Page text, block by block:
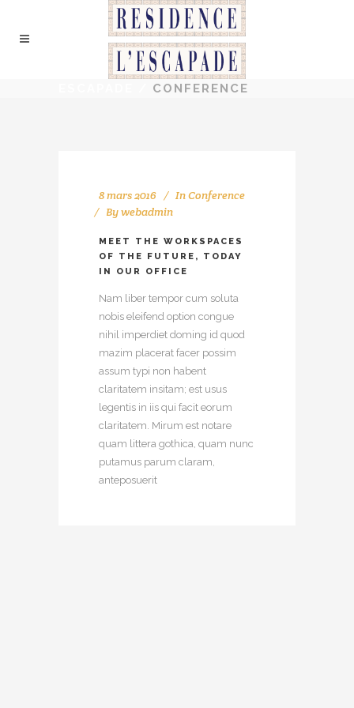
CONFERENCE
8 mars 2016 InConference
Bywebadmin
MEET THE WORKSPACES
OF THE FUTURE, TODAY
IN OUR OFFICE
Nam liber tempor cum soluta
nobis eleifend option congue
nihil imperdiet doming id quod
mazim placerat facer possim
assum typi non habent
claritatem insitam; est usus
legentis in iis qui facit eorum
claritatem. Mirum est notare
quam littera gothica, quam nunc
putamus parum claram,
anteposuerit